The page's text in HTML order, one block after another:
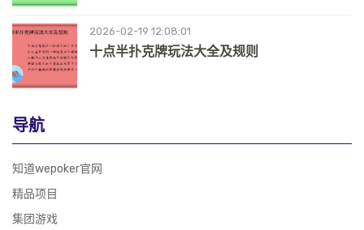
2026-02-19 12:08:01
十点半扑克牌玩法大全及规则
导航
知道wepoker官网
精品项目
集团游戏